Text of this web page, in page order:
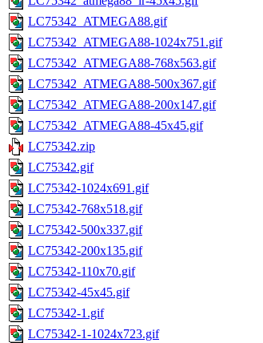
LC75342_ATMEGA88.gif
LC75342_ATMEGA88-1024x751.gif
LC75342_ATMEGA88-768x563.gif
LC75342_ATMEGA88-500x367.gif
LC75342_ATMEGA88-200x147.gif
LC75342_ATMEGA88-45x45.gif
LC75342.zip
LC75342.gif
LC75342-1024x691.gif
LC75342-768x518.gif
LC75342-500x337.gif
LC75342-200x135.gif
LC75342-110x70.gif
LC75342-45x45.gif
LC75342-1.gif
LC75342-1-1024x723.gif